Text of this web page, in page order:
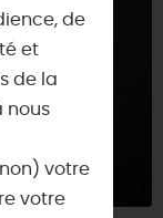
de
et
de la
nous
votre
votre